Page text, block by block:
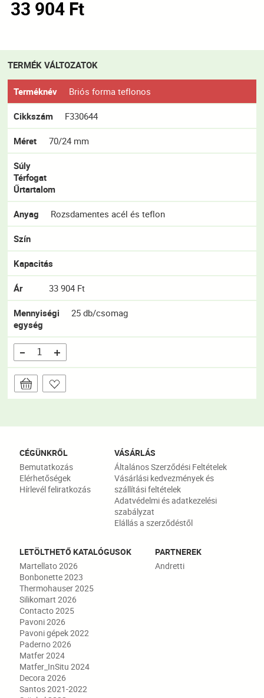
33 904 Ft
TERMÉK VÁLTOZATOK
Terméknév Briós forma teflonos
Cikkszám F330644
Méret 70/24 mm
Súly
Térfogat
Űrtartalom
Anyag Rozsdamentes acél és teflon
Szín
Kapacitás
Ár 33 904 Ft
Mennyiségi
egység
25 db/csomag
CÉGÜNKRŐL
Bemutatkozás
Elérhetőségek
Hírlevél feliratkozás
VÁSÁRLÁS
Általános Szerződési Feltételek
Vásárlási kedvezmények és
szállítási feltételek
Adatvédelmi és adatkezelési
szabályzat
Elállás a szerződéstől
LETÖLTHETŐ KATALÓGUSOK
Martellato 2026
Bonbonette 2023
Thermohauser 2025
Silikomart 2026
Contacto 2025
Pavoni 2026
Pavoni gépek 2022
Paderno 2026
Matfer 2024
Matfer_InSitu 2024
Decora 2026
Santos 2021-2022
PARTNEREK
Andretti